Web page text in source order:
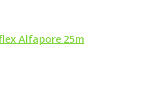
Alfapore 25m